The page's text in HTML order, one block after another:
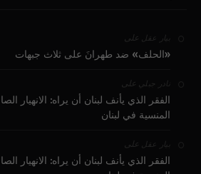
بيار عقل على
«الحلف» ضد طهرانَ على ثلاث جبهات
نادر جبلي على
الفقر الذي يأنف لبنان أن يراه: الانهيار
المنسية في لبنان
بيار عقل على
الفقر الذي يأنف لبنان أن يراه: الانهيار